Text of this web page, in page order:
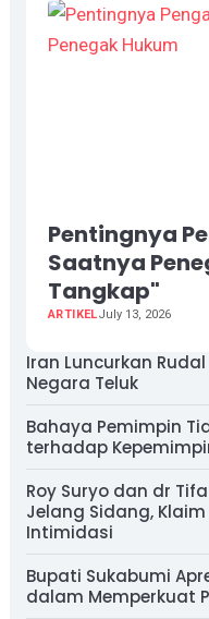
Pentingnya
Saatnya
Tangkap"
ARTIKELJuly 13, 2026
Iran Luncurkan
Negara Teluk
Bahaya Pemimpin
terhadap
Roy Suryo dan dr
Jelang Sidang,
Intimidasi
Bupati Sukabumi
dalam Memperkuat